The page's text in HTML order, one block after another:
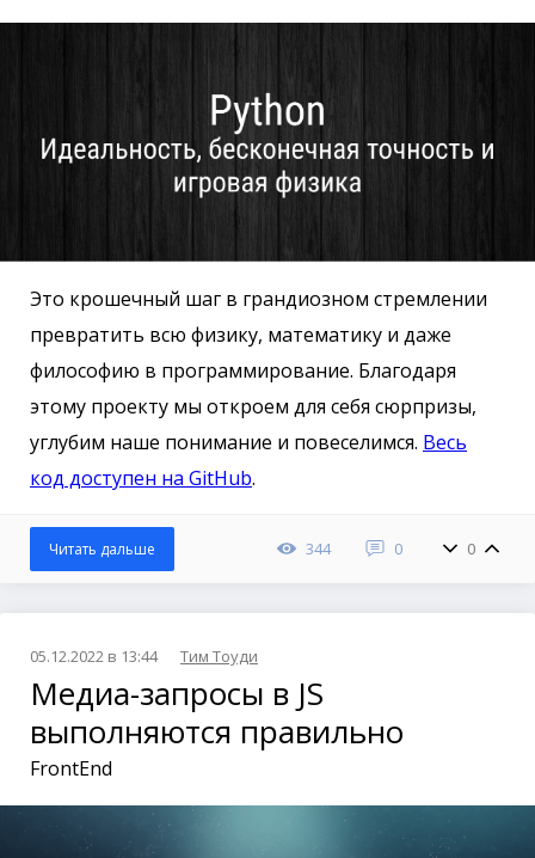
Это крошечный шаг в грандиозном стремлении
превратить всю физику, математику и даже
философию в программирование. Благодаря
этому проекту мы откроем для себя сюрпризы,
углубим наше понимание и повеселимся. Весь
код доступен на GitHub.
344 0 0
Читать дальше
05.12.2022 в 13:44 Тим Тоуди
Медиа-запросы в JS
выполняются правильно
FrontEnd